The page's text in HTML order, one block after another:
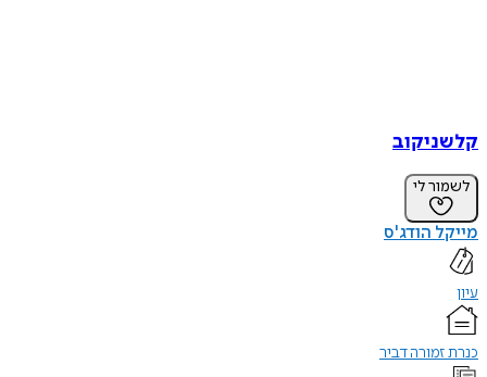
קלשניקוב
לשמור לי
מייקל הודג'ס
עיון
כנרת זמורה דביר